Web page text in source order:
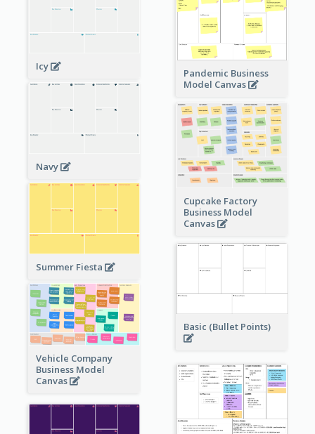
Icy
Pandemic Business
Model Canvas
Navy
Cupcake Factory
Business Model
Canvas
Summer Fiesta
Basic (Bullet Points)
Vehicle Company
Business Model
Canvas